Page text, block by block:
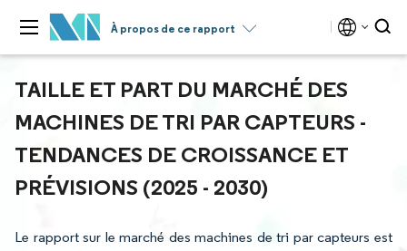
À propos de ce rapport
TAILLE ET PART DU MARCHÉ DES
MACHINES DE TRI PAR CAPTEURS -
TENDANCES DE CROISSANCE ET
PRÉVISIONS (2025 - 2030)
Le rapport sur le marché des machines de tri par capteurs est